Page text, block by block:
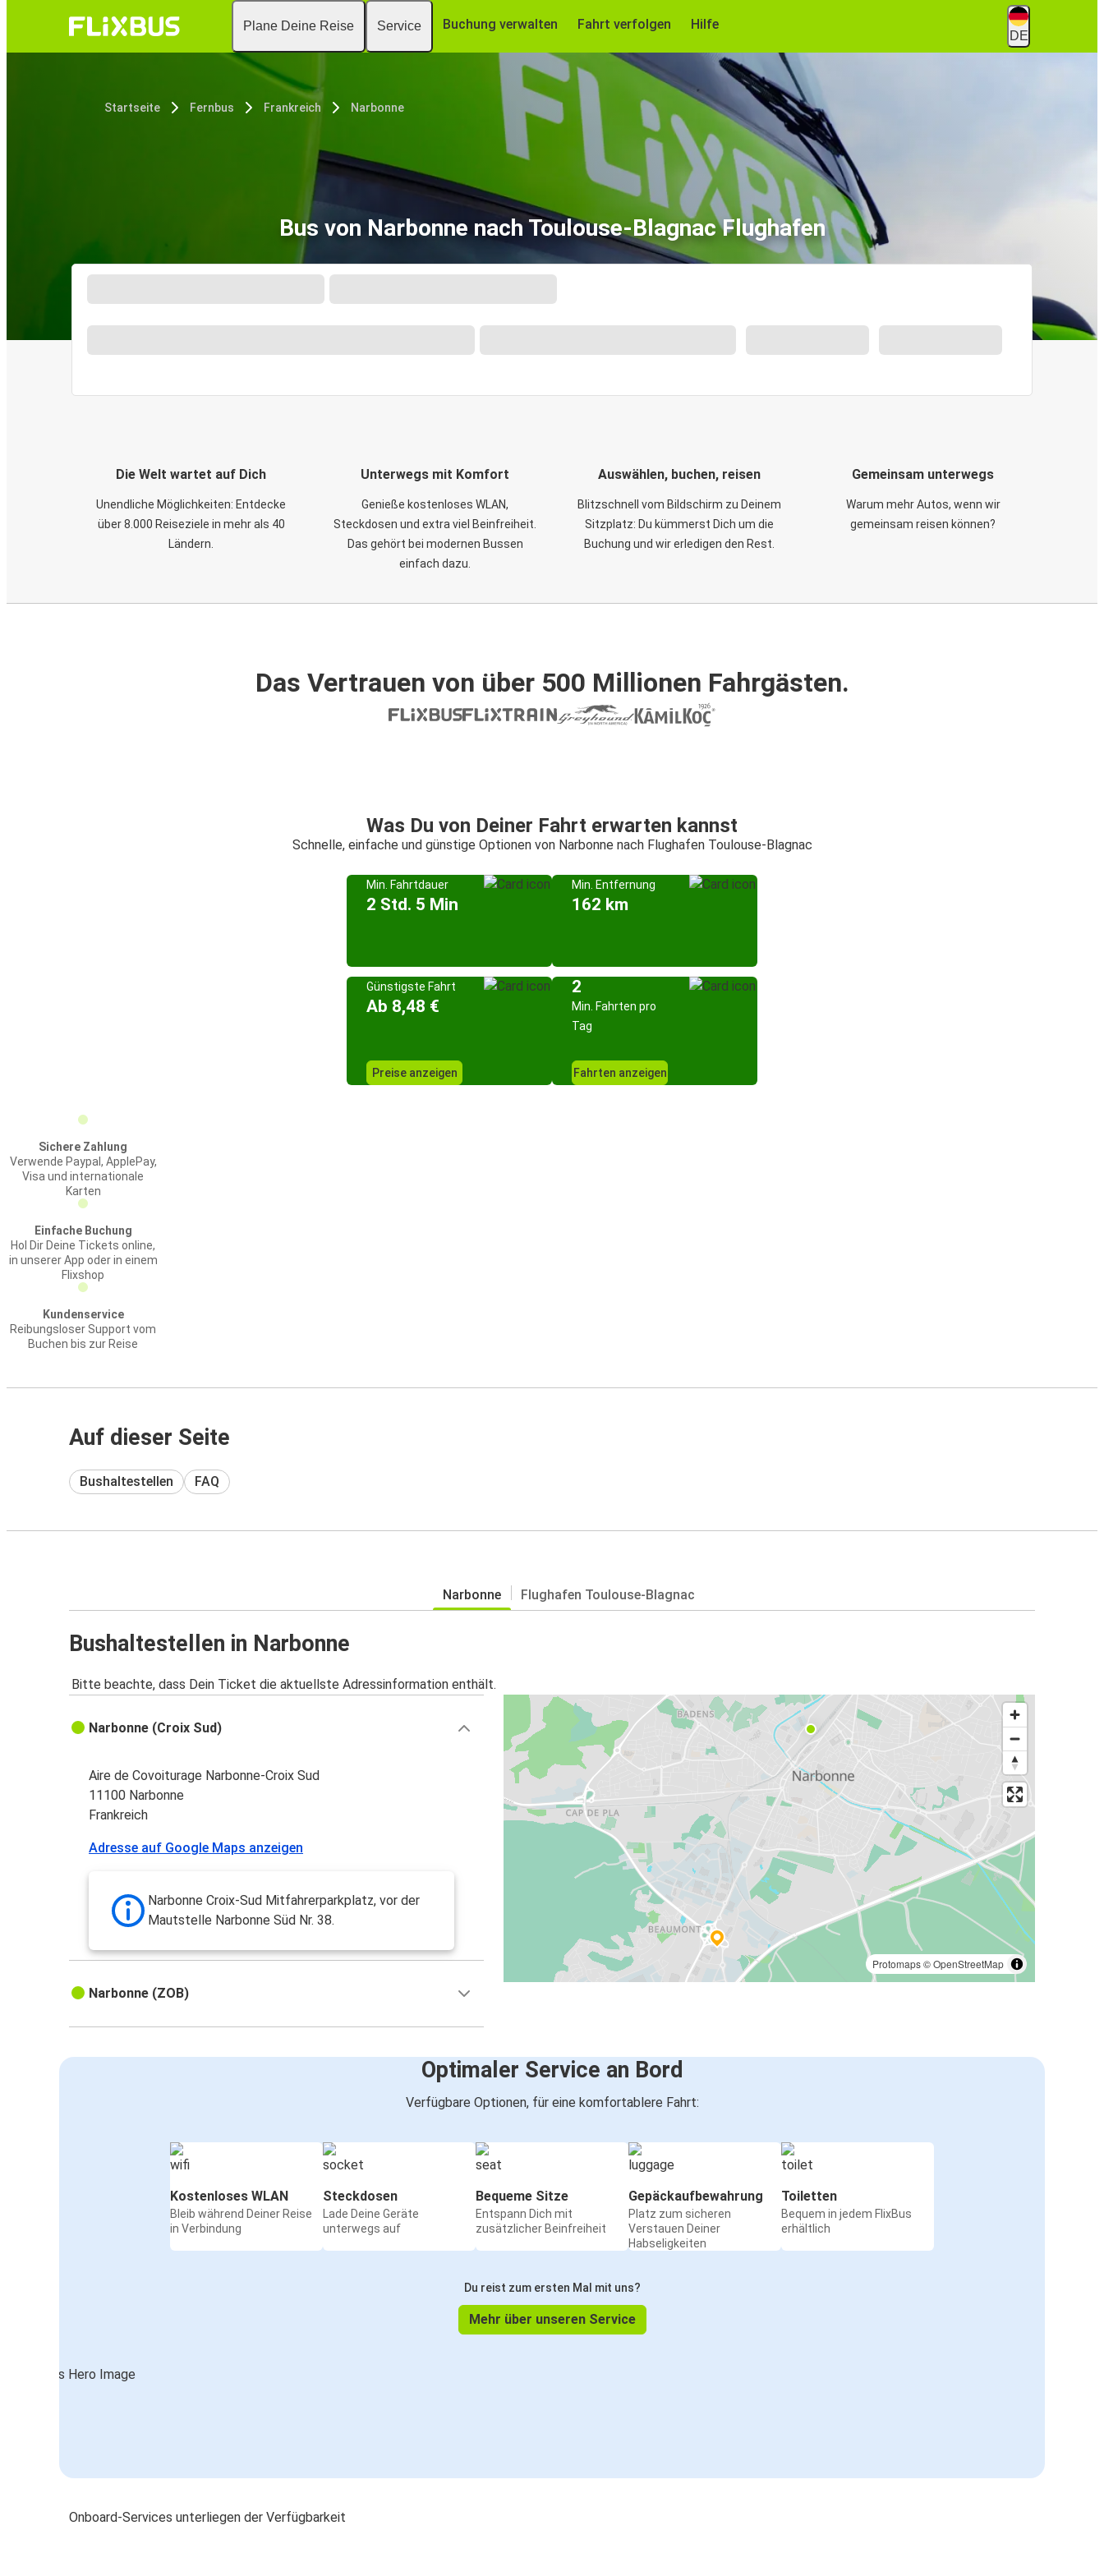
Plane Deine Reise Service Buchung verwalten Fahrt verfolgen Hilfe
DE
Startseite Fernbus Frankreich Narbonne
Bus von Narbonne nach Toulouse-Blagnac Flughafen
Die Welt wartet auf Dich
Unendliche Möglichkeiten: Entdecke
über 8.000 Reiseziele in mehr als 40
Ländern.
Unterwegs mit Komfort
Genieße kostenloses WLAN,
Steckdosen und extra viel Beinfreiheit.
Das gehört bei modernen Bussen
einfach dazu.
Auswählen, buchen, reisen
Blitzschnell vom Bildschirm zu Deinem
Sitzplatz: Du kümmerst Dich um die
Buchung und wir erledigen den Rest.
Gemeinsam unterwegs
Warum mehr Autos, wenn wir
gemeinsam reisen können?
Das Vertrauen von über 500 Millionen Fahrgästen.
Was Du von Deiner Fahrt erwarten kannst
Schnelle, einfache und günstige Optionen von Narbonne nach Flughafen Toulouse-Blagnac
Min. Fahrtdauer
2 Std. 5 Min
Min. Entfernung
162 km
Günstigste Fahrt
Ab 8,48 €
Preise anzeigen
2
Min. Fahrten pro
Tag
Fahrten anzeigen
Sichere Zahlung
Verwende Paypal, ApplePay,
Visa und internationale
Karten
Einfache Buchung
Hol Dir Deine Tickets online,
in unserer App oder in einem
Flixshop
Kundenservice
Reibungsloser Support vom
Buchen bis zur Reise
Auf dieser Seite
Bushaltestellen FAQ
Narbonne Flughafen Toulouse-Blagnac
Bushaltestellen in Narbonne
Bitte beachte, dass Dein Ticket die aktuellste Adressinformation enthält.
Protomaps©OpenStreetMap
Narbonne (Croix Sud)
Aire de Covoiturage Narbonne-Croix Sud
11100 Narbonne
Frankreich
Adresse auf Google Maps anzeigen
Narbonne Croix-Sud Mitfahrerparkplatz, vor der
Mautstelle Narbonne Süd Nr. 38.
Narbonne (ZOB)
Optimaler Service an Bord
Verfügbare Optionen, für eine komfortablere Fahrt:
Kostenloses WLAN
Bleib während Deiner Reise
in Verbindung
Steckdosen
Lade Deine Geräte
unterwegs auf
Bequeme Sitze
Entspann Dich mit
zusätzlicher Beinfreiheit
Gepäckaufbewahrung
Platz zum sicheren
Verstauen Deiner
Habseligkeiten
Toiletten
Bequem in jedem FlixBus
erhältlich
Du reist zum ersten Mal mit uns?
Mehr über unseren Service
Onboard-Services unterliegen der Verfügbarkeit